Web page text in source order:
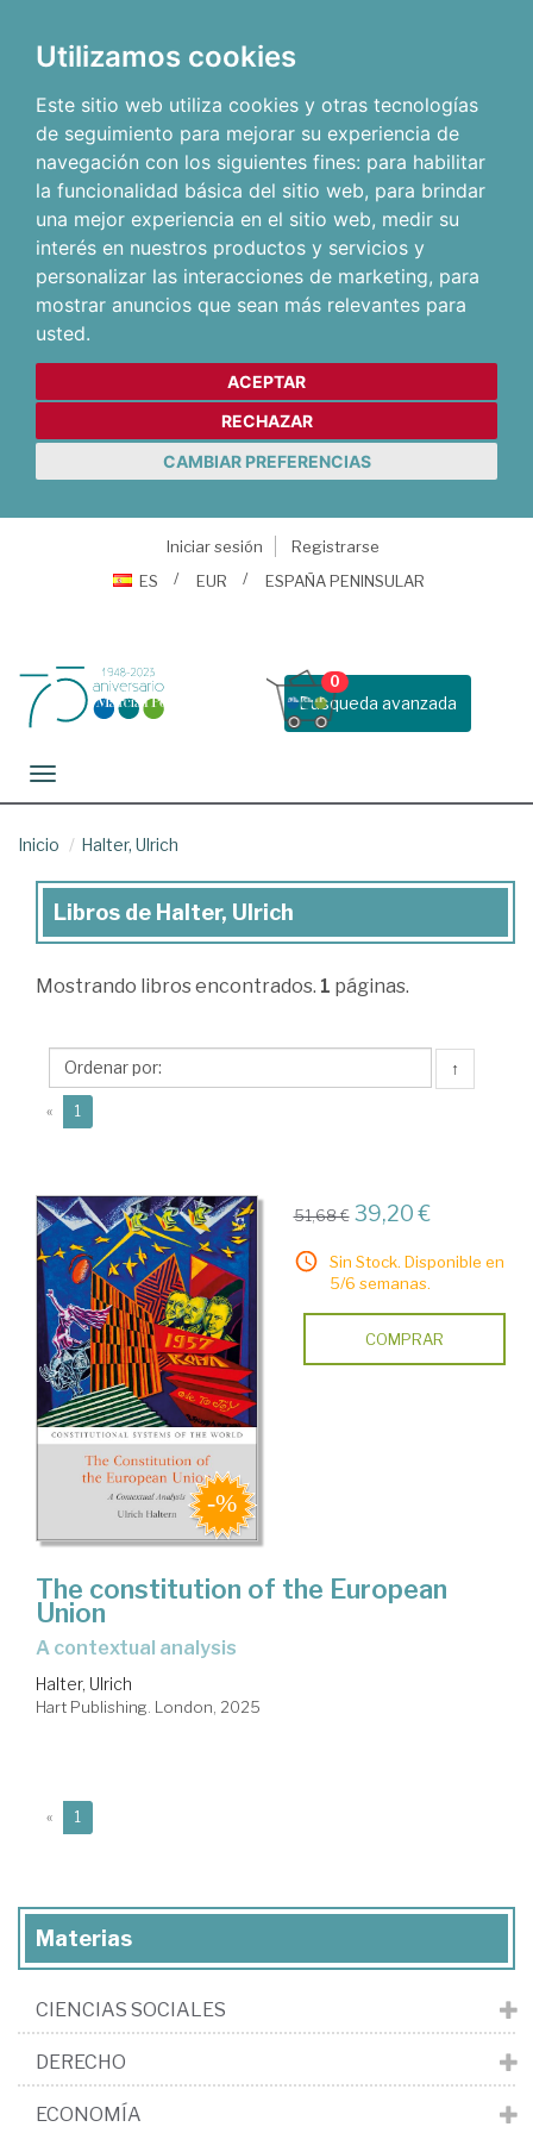
Utilizamos cookies
Este sitio web utiliza cookies y otras tecnologías
de seguimiento para mejorar su experiencia de
navegación con los siguientes fines: para habilitar
la funcionalidad básica del sitio web, para brindar
una mejor experiencia en el sitio web, medir su
interés en nuestros productos y servicios y
personalizar las interacciones de marketing, para
mostrar anuncios que sean más relevantes para
usted.
ACEPTAR
RECHAZAR
CAMBIAR PREFERENCIAS
Iniciar sesión
Registrarse
ES
EUR ESPAÑA PENINSULAR
Busqueda avanzada
0
Toggle navigation
Inicio Halter, Ulrich
Libros
Halter,
Libros de Halter, Ulrich
Mostrando libros encontrados. 1 páginas.
↑
« 1
51,68 € 39,20 €
Sin Stock. Disponible en
5/6 semanas.
COMPRAR
The constitution of the European
Union
a contextual analysis
Halter, Ulrich
Hart Publishing. London, 2025
« 1
Materias
CIENCIAS SOCIALES
DERECHO
ECONOMÍA